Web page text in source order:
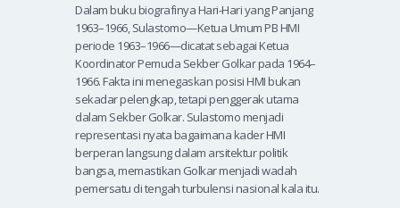
Dalam buku biografinya Hari-Hari yang Panjang
1963–1966, Sulastomo—Ketua Umum PB HMI
periode 1963–1966—dicatat sebagai Ketua
Koordinator Pemuda Sekber Golkar pada 1964–
1966. Fakta ini menegaskan posisi HMI bukan
sekadar pelengkap, tetapi penggerak utama
dalam Sekber Golkar. Sulastomo menjadi
representasi nyata bagaimana kader HMI
berperan langsung dalam arsitektur politik
bangsa, memastikan Golkar menjadi wadah
pemersatu di tengah turbulensi nasional kala itu.